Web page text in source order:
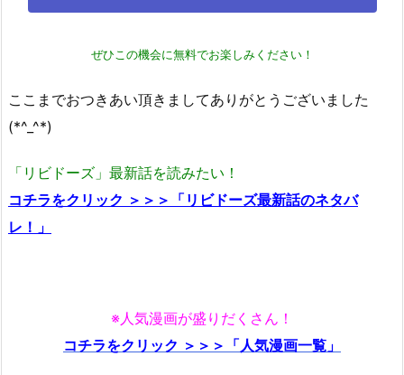
ぜひこの機会に無料でお楽しみください！
ここまでおつきあい頂きましてありがとうございました
(*^_^*)
「リビドーズ」最新話を読みたい！
コチラをクリック ＞＞＞「リビドーズ最新話のネタバ
レ！」
※人気漫画が盛りだくさん！
コチラをクリック ＞＞＞「人気漫画一覧」